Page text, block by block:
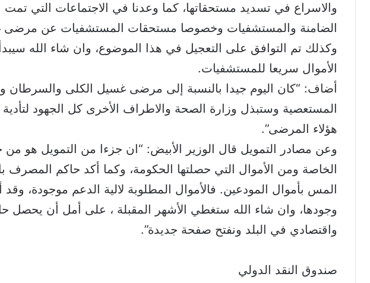
والاسراع في تسديد مستحقاتها، كما وعدنا في الاجتماعات التي تمت
الضامنة والمستشفيات وخصوصا مستحقات المستشفيات عن مرضى
وكذلك تم التوافق على التعجيل في هذا الموضوع، وان شاء الله
الأموال سريعا للمستشفيات.
أضاف: “كان اليوم جيدا بالنسبة إلى مرضى غسيل الكلى والسرطان
المستعصية وستبذل وزارة الصحة والاطراف الأخرى كل الجهود لتأدية
هؤلاء المرضى”.
وعن مصادر التمويل قال الوزير الأبيض: “ان جزءا من التمويل هو
الخاصة ومن الأموال التي حصلتها الحكومة، وكما أكد حاكم المصرف
المس بأموال المودعين. فالأموال المطلوبة لالية الدعم موجودة، وقد
وجودها، وان شاء الله ستغطي الأشهر المقبلة ، على أمل أن
واقتصادي في البلد ونفتح صفحة جديدة”.
صندوق النقد الدولي